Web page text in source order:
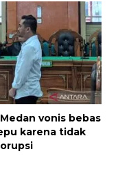
vonis bebas
karena tidak